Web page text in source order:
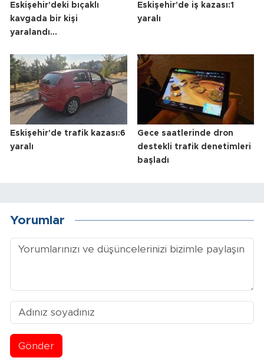
Eskişehir'deki bıçaklı
kavgada bir kişi
yaralandı...
Eskişehir'de iş kazası:1
yaralı
Eskişehir'de trafik kazası:6
yaralı
Gece saatlerinde dron
destekli trafik denetimleri
başladı
Yorumlar
Gönder